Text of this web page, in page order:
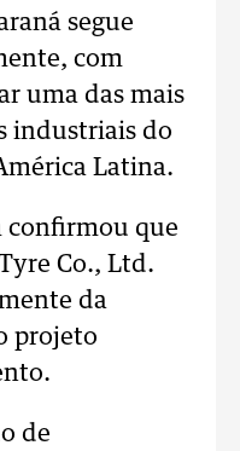
segue
com
uma das mais
industriais do
Latina.
confirmou que
Co., Ltd.
da
projeto
de